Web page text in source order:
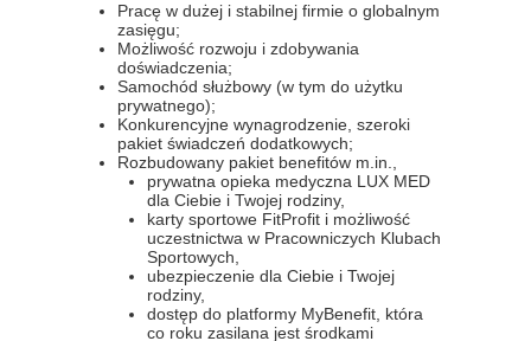
Pracę w dużej i stabilnej firmie o globalnym
zasięgu;
Możliwość rozwoju i zdobywania
doświadczenia;
Samochód służbowy (w tym do użytku
prywatnego);
Konkurencyjne wynagrodzenie, szeroki
pakiet świadczeń dodatkowych;
Rozbudowany pakiet benefitów m.in.,
prywatna opieka medyczna LUX MED
dla Ciebie i Twojej rodziny,
karty sportowe FitProfit i możliwość
uczestnictwa w Pracowniczych Klubach
Sportowych,
ubezpieczenie dla Ciebie i Twojej
rodziny,
dostęp do platformy MyBenefit, która
co roku zasilana jest środkami